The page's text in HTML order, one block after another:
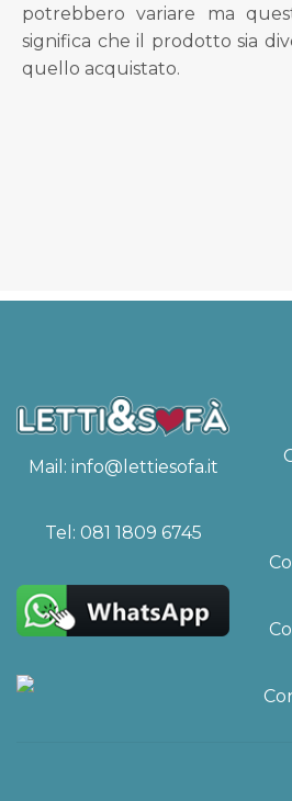
potrebbero variare ma
significa che il prodotto sia
quello acquistato.
Mail: info@lettiesofa.it
Tel: 081 1809 6745